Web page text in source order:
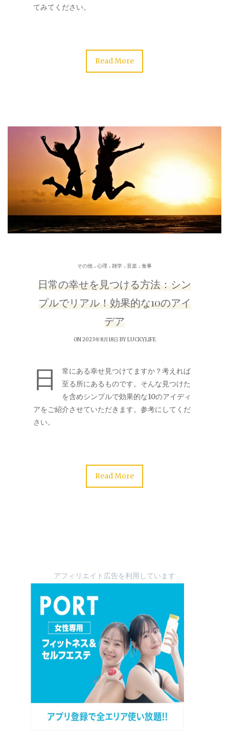
てみてください。
Read More
その他 . 心理 . 雑学 . 音楽 . 食事
日常の幸せを見つける方法：シン
プルでリアル！効果的な10のアイ
デア
ON 2023年8月18日 BYLUCKYLIFE
日
常にある幸せ見つけてますか？考えれば
至る所にあるものです。そんな見つけた
を含めシンプルで効果的な10のアイディ
アをご紹介させていただきます。参考にしてくだ
さい。
Read More
アフィリエイト広告を利用しています